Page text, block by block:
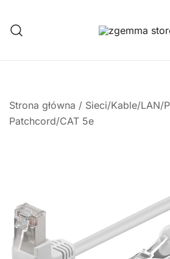
treści
Strona główna / Sieci/Kable/LAN/
Patchcord/CAT 5e